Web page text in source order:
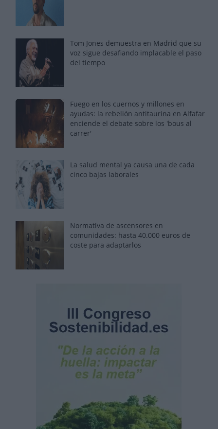
Tom Jones demuestra en Madrid que su
voz sigue desafiando implacable el paso
del tiempo
Fuego en los cuernos y millones en
ayudas: la rebelión antitaurina en Alfafar
enciende el debate sobre los 'bous al
carrer'
La salud mental ya causa una de cada
cinco bajas laborales
Normativa de ascensores en
comunidades: hasta 40.000 euros de
coste para adaptarlos